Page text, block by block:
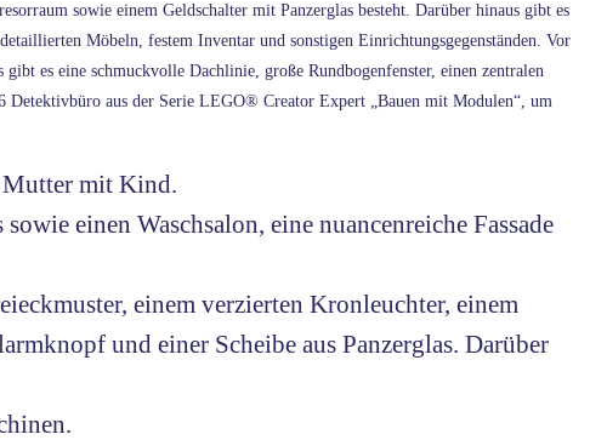
sowie einem Geldschalter mit Panzerglas besteht. Darüber hinaus gibt es
Möbeln, festem Inventar und sonstigen Einrichtungsgegenständen. Vor
es eine schmuckvolle Dachlinie, große Rundbogenfenster, einen zentralen
Detektivbüro aus der Serie LEGO® Creator Expert „Bauen mit Modulen“, um
Mutter mit Kind.
einen Waschsalon, eine nuancenreiche Fassade
einem verzierten Kronleuchter, einem
und einer Scheibe aus Panzerglas. Darüber